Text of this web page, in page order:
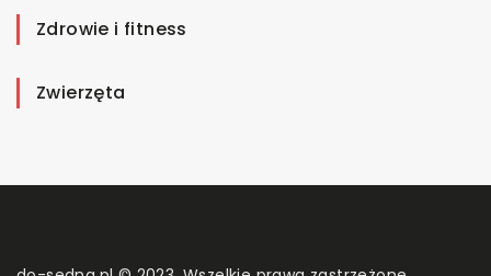
Zdrowie i fitness
Zwierzęta